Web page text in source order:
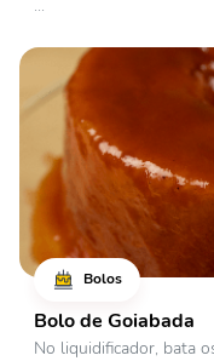
...
Bolos
Bolo de Goiabada
No liquidificador, bata